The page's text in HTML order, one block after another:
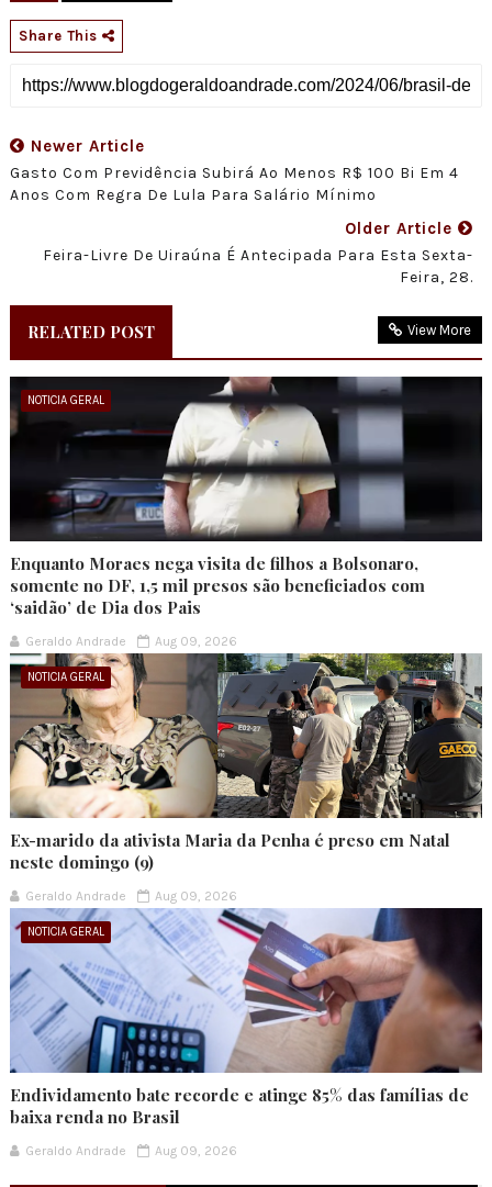
Share This
Newer Article
Gasto Com Previdência Subirá Ao Menos R$ 100 Bi Em 4
Anos Com Regra De Lula Para Salário Mínimo
Older Article
Feira-Livre De Uiraúna É Antecipada Para Esta Sexta-
Feira, 28.
RELATED POST View More
NOTICIA GERAL
Enquanto Moraes nega visita de filhos a Bolsonaro,
somente no DF, 1,5 mil presos são beneficiados com
‘saidão’ de Dia dos Pais
Geraldo Andrade Aug 09, 2026
NOTICIA GERAL
Ex-marido da ativista Maria da Penha é preso em Natal
neste domingo (9)
Geraldo Andrade Aug 09, 2026
NOTICIA GERAL
Endividamento bate recorde e atinge 85% das famílias de
baixa renda no Brasil
Geraldo Andrade Aug 09, 2026